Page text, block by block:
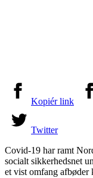
Kopiér link
Twitter
Covid-19 har ramt
socialt sikkerhedsnet
et vist omfang afbøder